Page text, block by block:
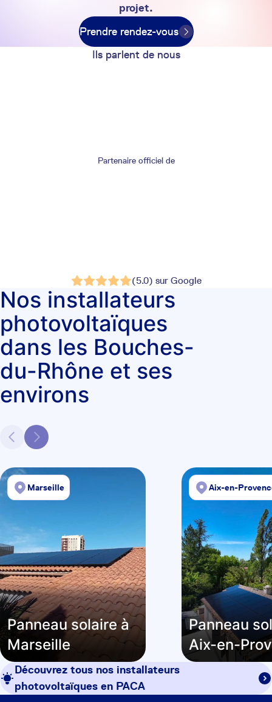
projet.
Prendre rendez-vous
Ils parlent de nous
Partenaire officiel de
(5.0) sur Google
Nos installateurs
photovoltaïques
dans les Bouches-
du-Rhône et ses
environs
Marseille
Panneau solaire à
Marseille
Aix-en-
Panneau
Aix-en-
Découvrez tous nos installateurs
photovoltaïques en PACA